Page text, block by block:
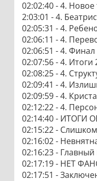
02:02:40 - 4.
2:03:01 - 4.
02:05:31 - 4.
02:06:11 - 4.
02:06:51 - 4.
02:07:56 - 4. Итоги
02:08:25 - 4.
02:09:41 - 4.
02:09:59 - 4.
02:12:22 - 4.
02:14:40 - ИТОГИ
02:15:22 -
02:16:02 -
02:16:23 -
02:17:19 - НЕТ
02:17:51 -